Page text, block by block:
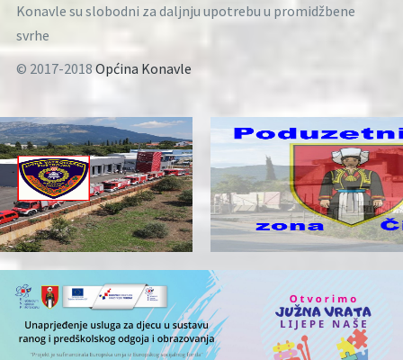
Konavle su slobodni za daljnju upotrebu u promidžbene
svrhe
© 2017-2018Općina Konavle